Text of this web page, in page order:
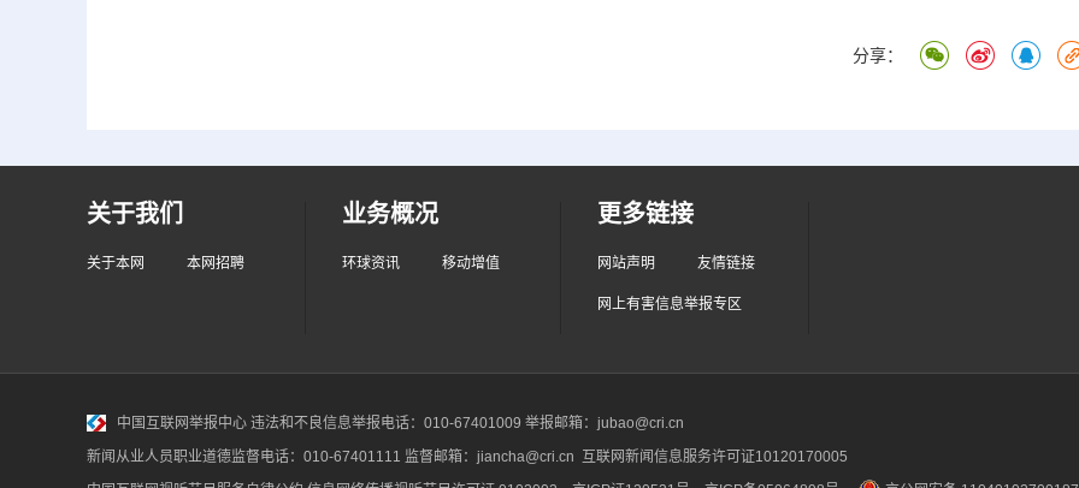
分享：
关于我们
关于本网 本网招聘
业务概况
环球资讯 移动增值
更多链接
网站声明 友情链接
网上有害信息举报专区
中国互联网举报中心 违法和不良信息举报电话：010-67401009 举报邮箱：jubao@cri.cn
新闻从业人员职业道德监督电话：010-67401111 监督邮箱：jiancha@cri.cn 互联网新闻信息服务许可证10120170005